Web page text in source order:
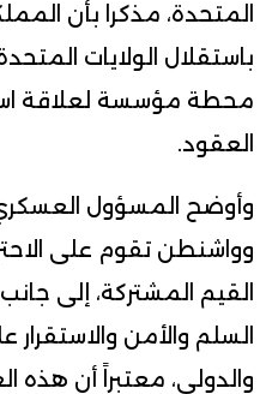
المتحدة، مذكرا بأن
محطة مؤسسة لعلاقة
العقود.
وأوضح المسؤول العسكري
وواشنطن تقوم على
القيم المشتركة، إلى
السلم والأمن
والدولي، معتبراً أن هذه